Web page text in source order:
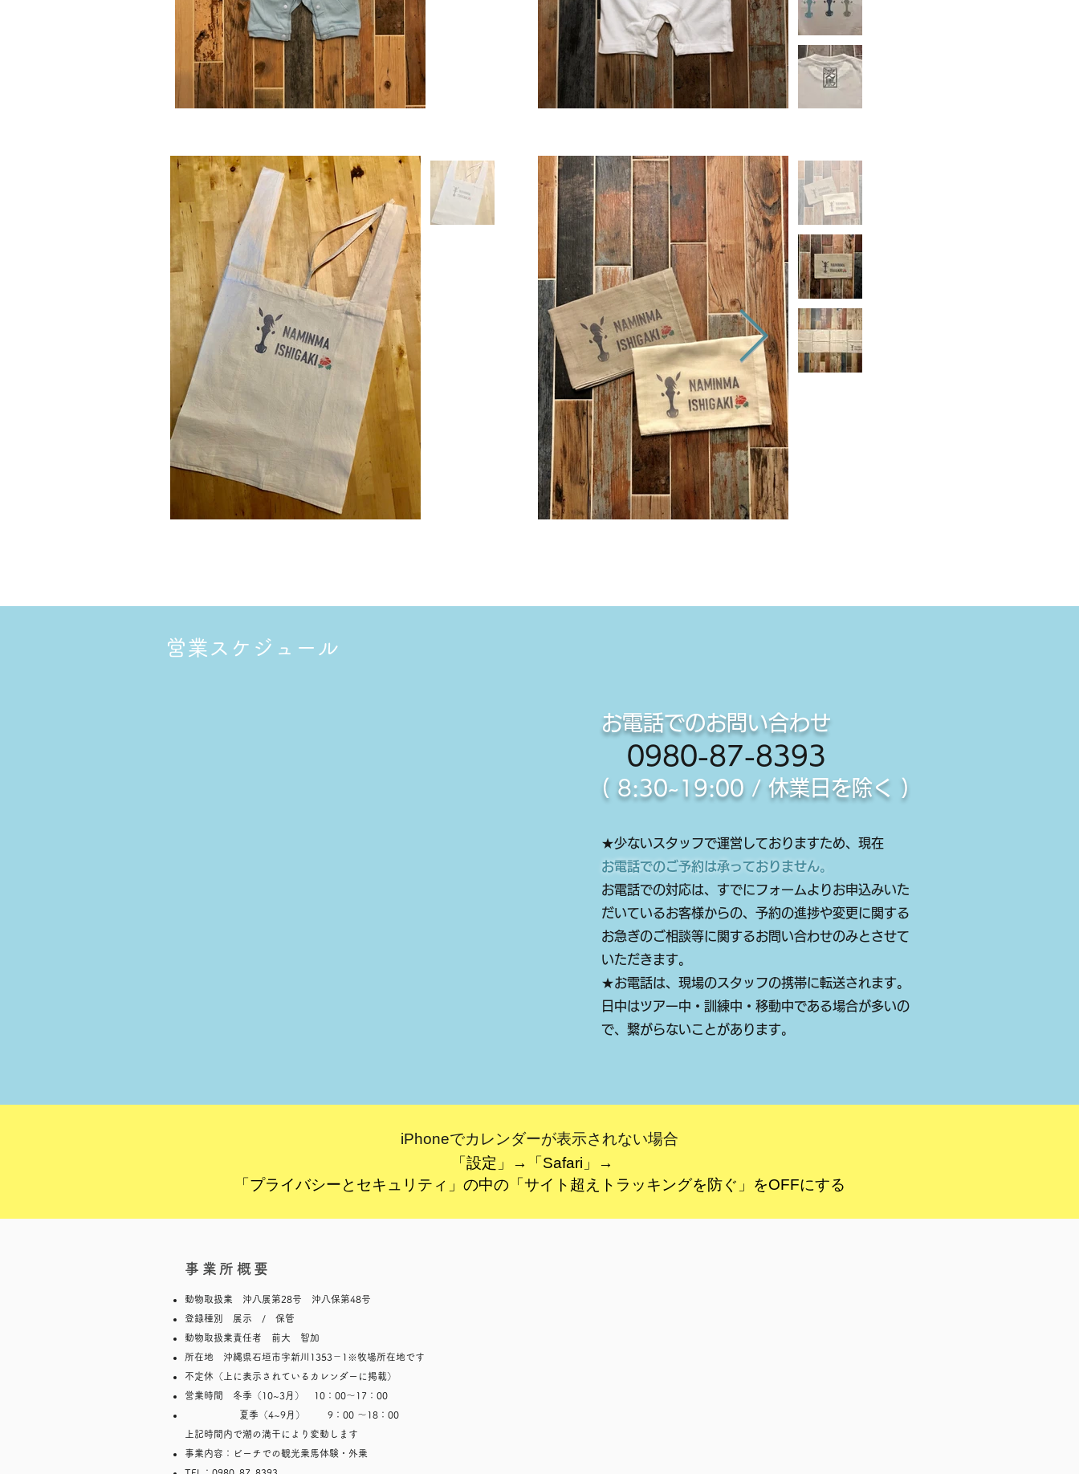
営業スケジュール
お電話でのお問い合わせ
0980-87-8393
( 8:30~19:00 / 休業日を除く )
★少ないスタッフで運営しておりますため、 現在
お電話でのご予約は承っておりません。
お電話での対応は、すでにフォームよりお申込みいた
だいているお客様からの、予約の進捗や変更に関する
お急ぎのご相談等に関するお問い合わせのみとさせて
いただきます。
★お電話は、現場のスタッフの携帯に転送されます。
日中はツアー中・訓練中・移動中である場合が多いの
で、繋がらないことがあります。
iPhoneでカレンダーが表示されない場合
「設定」→「Safari」→
「プライバシーとセキュリティ」の中の「サイト超えトラッキングを防ぐ」をOFFにする
事業所概要
動物取扱業 沖八展第28号 沖八保第48号
登録種別 展示 / 保管
​動物取扱業責任者 前大 智加
所在地 沖縄県石垣市字新川1353－1※牧場所在地です
不定休（上に表示されているカレンダーに掲載）
営業時間 冬季（10~3月） 10：00～17：00
夏季（4~9月） 9：00 ～18：00
上記時間内で潮の満干により変動します
事業内容：ビーチでの観光乗馬体験・外乗